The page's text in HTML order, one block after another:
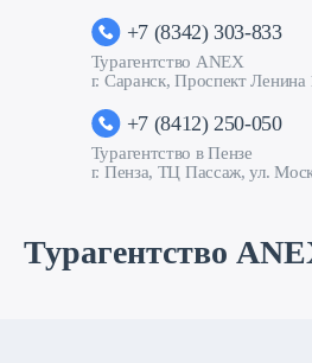
+7 (8342) 303-833
Турагентство ANEX
г. Саранск, Проспект
+7 (8412) 250-050
Турагентство в Пензе
г. Пенза, ТЦ Пассаж, ул.
Турагентство